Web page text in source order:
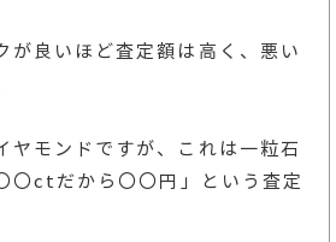
が良いほど査定額は高く、悪い
ヤモンドですが、これは一粒石
〇ctだから〇〇円」という査定